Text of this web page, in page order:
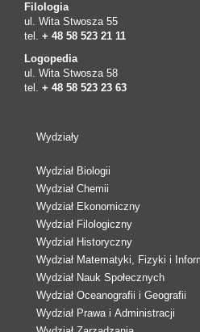
Filologia
ul. Wita Stwosza 55
tel. + 48 58 523 21 11
Logopedia
ul. Wita Stwosza 58
tel. + 48 58 523 23 63
Wydziały
Wydział Biologii
Wydział Chemii
Wydział Ekonomiczny
Wydział Filologiczny
Wydział Historyczny
Wydział Matematyki, Fizyki i
Wydział Nauk Społecznych
Wydział Oceanografii i Geografii
Wydział Prawa i Administracji